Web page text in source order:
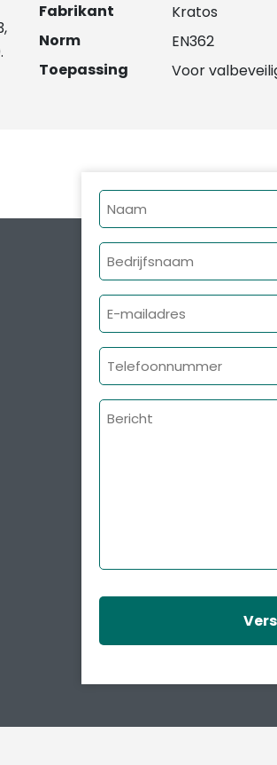
Fabrikant
Kratos
Norm
EN362
Toepassing
Voor
Naam
Bedrijfsnaam
E-
mailadres
Telefoonnummer
Bericht